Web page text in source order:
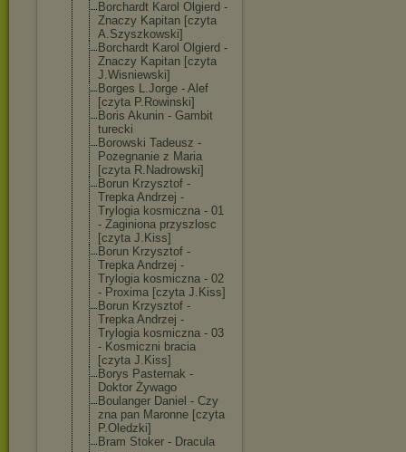
Borchardt Karol Olgierd -
Znaczy Kapitan [czyta
A.Szyszkowski]
Borchardt Karol Olgierd -
Znaczy Kapitan [czyta
J.Wisniewski]
Borges L.Jorge - Alef
[czyta P.Rowinski]
Boris Akunin - Gambit
turecki
Borowski Tadeusz -
Pozegnanie z Maria
[czyta R.Nadrowski]
Borun Krzysztof -
Trepka Andrzej -
Trylogia kosmiczna - 01
- Zaginiona przyszlosc
[czyta J.Kiss]
Borun Krzysztof -
Trepka Andrzej -
Trylogia kosmiczna - 02
- Proxima [czyta J.Kiss]
Borun Krzysztof -
Trepka Andrzej -
Trylogia kosmiczna - 03
- Kosmiczni bracia
[czyta J.Kiss]
Borys Pasternak -
Doktor Żywago
Boulanger Daniel - Czy
zna pan Maronne [czyta
P.Oledzki]
Bram Stoker - Dracula